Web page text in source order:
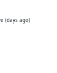
(days ago)